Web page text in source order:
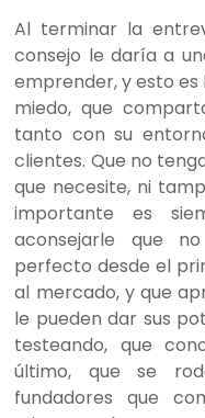
Al terminar la
consejo le daría a
emprender, y esto es
miedo, que
tanto con su
clientes. Que no
que necesite, ni
importante es
aconsejarle que
perfecto desde el
al mercado, y que
le pueden dar sus
testeando, que
último, que se
fundadores que